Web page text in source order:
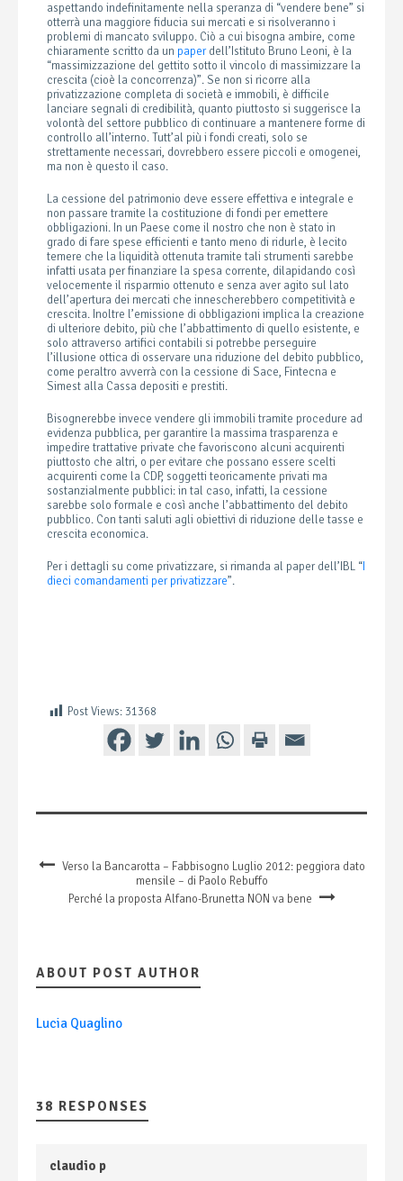
aspettando indefinitamente nella speranza di “vendere bene” si
otterrà una maggiore fiducia sui mercati e si risolveranno i
problemi di mancato sviluppo. Ciò a cui bisogna ambire, come
chiaramente scritto da un paperdell’Istituto Bruno Leoni, è la
“massimizzazione del gettito sotto il vincolo di massimizzare la
crescita (cioè la concorrenza)”. Se non si ricorre alla
privatizzazione completa di società e immobili, è difficile
lanciare segnali di credibilità, quanto piuttosto si suggerisce la
volontà del settore pubblico di continuare a mantenere forme di
controllo all’interno. Tutt’al più i fondi creati, solo se
strettamente necessari, dovrebbero essere piccoli e omogenei,
ma non è questo il caso.
La cessione del patrimonio deve essere effettiva e integrale e
non passare tramite la costituzione di fondi per emettere
obbligazioni. In un Paese come il nostro che non è stato in
grado di fare spese efficienti e tanto meno di ridurle, è lecito
temere che la liquidità ottenuta tramite tali strumenti sarebbe
infatti usata per finanziare la spesa corrente, dilapidando così
velocemente il risparmio ottenuto e senza aver agito sul lato
dell’apertura dei mercati che innescherebbero competitività e
crescita. Inoltre l’emissione di obbligazioni implica la creazione
di ulteriore debito, più che l’abbattimento di quello esistente, e
solo attraverso artifici contabili si potrebbe perseguire
l’illusione ottica di osservare una riduzione del debito pubblico,
come peraltro avverrà con la cessione di Sace, Fintecna e
Simest alla Cassa depositi e prestiti.
Bisognerebbe invece vendere gli immobili tramite procedure ad
evidenza pubblica, per garantire la massima trasparenza e
impedire trattative private che favoriscono alcuni acquirenti
piuttosto che altri, o per evitare che possano essere scelti
acquirenti come la CDP, soggetti teoricamente privati ma
sostanzialmente pubblici: in tal caso, infatti, la cessione
sarebbe solo formale e così anche l’abbattimento del debito
pubblico. Con tanti saluti agli obiettivi di riduzione delle tasse e
crescita economica.
Per i dettagli su come privatizzare, si rimanda al paper dell’IBL “
dieci comandamenti per privatizzare”.
Post Views: 31368
Verso la Bancarotta – Fabbisogno Luglio 2012: peggiora dato
mensile – di Paolo Rebuffo
Perché la proposta Alfano-Brunetta NON va bene
ABOUT POST AUTHOR
Lucia Quaglino
38 RESPONSES
claudio p